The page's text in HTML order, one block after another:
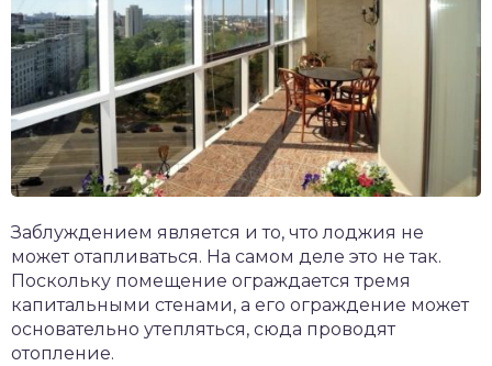
Заблуждением является и то, что лоджия не
может отапливаться. На самом деле это не так.
Поскольку помещение ограждается тремя
капитальными стенами, а его ограждение может
основательно утепляться, сюда проводят
отопление.